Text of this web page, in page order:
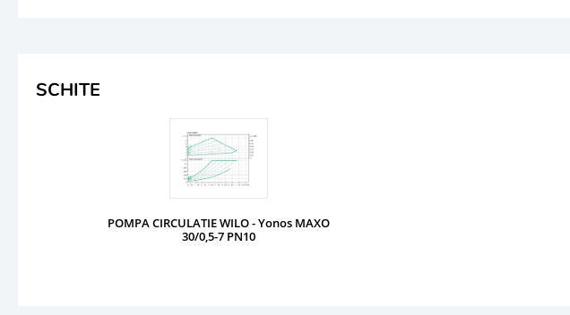
SCHITE
POMPA CIRCULATIE WILO - Yonos MAXO
30/0,5-7 PN10